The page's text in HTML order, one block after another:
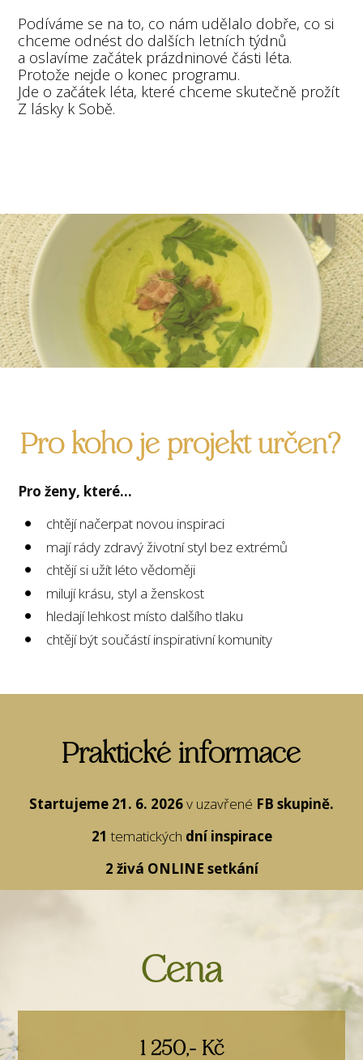
Podíváme se na to, co nám udělalo dobře, co si
chceme odnést do dalších letních týdnů
a oslavíme začátek prázdninové části léta.
Protože nejde o konec programu.
Jde o začátek léta, které chceme skutečně prožít
Z lásky k Sobě.
Pro koho je projekt určen?
Pro ženy, které...
chtějí načerpat novou inspiraci
mají rády zdravý životní styl bez extrémů
chtějí si užít léto vědoměji
milují krásu, styl a ženskost
hledají lehkost místo dalšího tlaku
chtějí být součástí inspirativní komunity
Praktické informace
Startujeme 21. 6. 2026v uzavřené FB skupině.
21tematických dníinspirace
2 živá ONLINE setkání
Cena
1 250,- Kč